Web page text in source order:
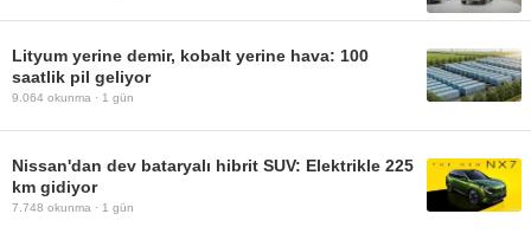
Lityum yerine demir, kobalt yerine hava: 100
saatlik pil geliyor
9.064 okunma · 1 gün
Nissan'dan dev bataryalı hibrit SUV: Elektrikle 225
km gidiyor
7.748 okunma · 1 gün